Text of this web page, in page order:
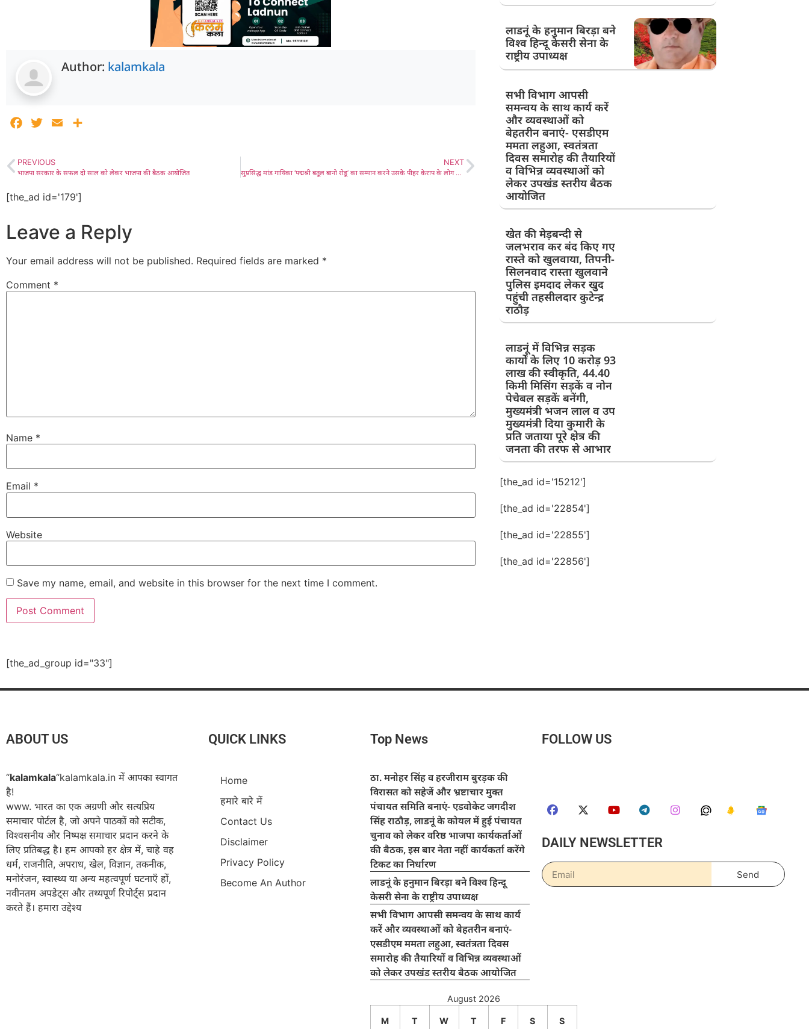
Author: kalamkala
FacebookTwitterEmail
PREVIOUS
भाजपा सरकार के सफल दो साल को लेकर भाजपा की बैठक आयोजित
NEXT
सुप्रसिद्ध मांड गायिका ‘पद्मश्री बतूल बानो रोडू’ का सम्मान करने उसके पीहर केराप के लोग उमड़े, किया अभूतपूर्व स्वागत, 4 महाद्वीपों में सम्मान प्राप्त बतूल बानो उर्फ अजू बाई ने 29 देशों में फहराया भारतीय संस्कृति का परचम
[the_ad id='179']
Leave a Reply
Your email address will not be published. Required fields are marked *
Comment *
Name *
Email *
Website
Save my name, email, and website in this browser for the next time I comment.
लाडनूं के हनुमान बिरड़ा बने
विश्व हिन्दू केसरी सेना के
राष्ट्रीय उपाध्यक्ष
सभी विभाग आपसी
समन्वय के साथ कार्य करें
और व्यवस्थाओं को
बेहतरीन बनाएं- एसडीएम
ममता लहुआ, स्वतंत्रता
दिवस समारोह की तैयारियों
व विभिन्न व्यवस्थाओं को
लेकर उपखंड स्तरीय बैठक
आयोजित
खेत की मेड़बन्दी से
जलभराव कर बंद किए गए
रास्ते को खुलवाया, तिपनी-
सिलनवाद रास्ता खुलवाने
पुलिस इमदाद लेकर खुद
पहुंची तहसीलदार कुटेन्द्र
राठौड़
लाडनूं में विभिन्न सड़क
कार्यों के लिए 10 करोड़ 93
लाख की स्वीकृति, 44.40
किमी मिसिंग सड़कें व नोन
पेचेबल सड़कें बनेंगी,
मुख्यमंत्री भजन लाल व उप
मुख्यमंत्री दिया कुमारी के
प्रति जताया पूरे क्षेत्र की
जनता की तरफ से आभार
[the_ad id='15212']
[the_ad id='22854']
[the_ad id='22855']
[the_ad id='22856']
[the_ad_group id="33"]
ABOUT US
“kalamkala“kalamkala.in में आपका स्वागत
है!
www. भारत का एक अग्रणी और सत्यप्रिय
समाचार पोर्टल है, जो अपने पाठकों को सटीक,
विश्वसनीय और निष्पक्ष समाचार प्रदान करने के
लिए प्रतिबद्ध है। हम आपको हर क्षेत्र में, चाहे वह
धर्म, राजनीति, अपराध, खेल, विज्ञान, तकनीक,
मनोरंजन, स्वास्थ्य या अन्य महत्वपूर्ण घटनाएँ हों,
नवीनतम अपडेट्स और तथ्यपूर्ण रिपोर्ट्स प्रदान
करते हैं। हमारा उद्देश्य
QUICK LINKS
Home
हमारे बारे में
Contact Us
Disclaimer
Privacy Policy
Become An Author
Top News
ठा. मनोहर सिंह व हरजीराम बुरड़क की
विरासत को सहेजें और भ्रष्टाचार मुक्त
पंचायत समिति बनाएं- एडवोकेट जगदीश
सिंह राठौड़, लाडनूं के कोयल में हुई पंचायत
चुनाव को लेकर वरिष्ठ भाजपा कार्यकर्ताओं
की बैठक, इस बार नेता नहीं कार्यकर्ता करेंगे
टिकट का निर्धारण
लाडनूं के हनुमान बिरड़ा बने विश्व हिन्दू
केसरी सेना के राष्ट्रीय उपाध्यक्ष
सभी विभाग आपसी समन्वय के साथ कार्य
करें और व्यवस्थाओं को बेहतरीन बनाएं-
एसडीएम ममता लहुआ, स्वतंत्रता दिवस
समारोह की तैयारियों व विभिन्न व्यवस्थाओं
को लेकर उपखंड स्तरीय बैठक आयोजित
August 2026
M T W T F S S
FOLLOW US
DAILY NEWSLETTER
Send